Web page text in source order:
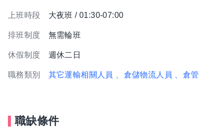
上班時段 大夜班 / 01:30-07:00
排班制度 無需輪班
休假制度 週休二日
職務類別 其它運輸相關人員 、倉儲物流人員 、倉管
職缺條件